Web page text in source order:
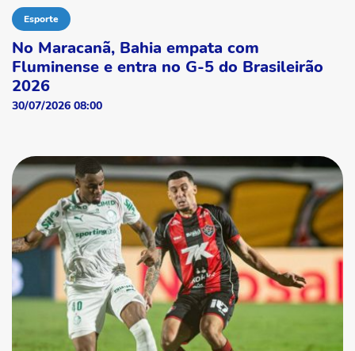
Esporte
No Maracanã, Bahia empata com
Fluminense e entra no G-5 do Brasileirão
2026
30/07/2026 08:00